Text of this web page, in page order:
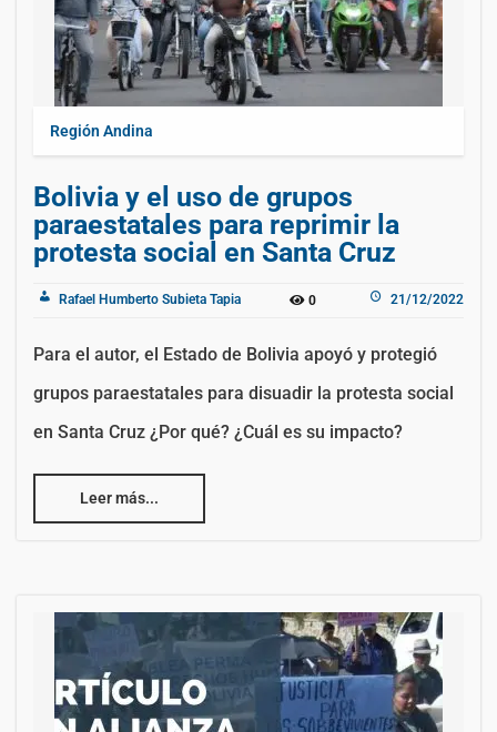
Región Andina
Bolivia y el uso de grupos
paraestatales para reprimir la
protesta social en Santa Cruz
Rafael Humberto Subieta Tapia 0 21/12/2022
Para el autor, el Estado de Bolivia apoyó y protegió
grupos paraestatales para disuadir la protesta social
en Santa Cruz ¿Por qué? ¿Cuál es su impacto?
Leer más...